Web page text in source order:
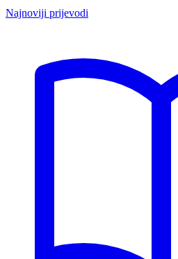
Najnoviji prijevodi